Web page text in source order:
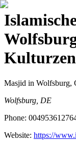
Masjid in Wolfsburg,
Wolfsburg, DE
Phone:
Website: https://